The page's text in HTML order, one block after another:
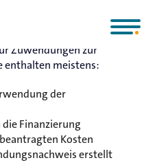
Zuwendungen zur
enthalten meistens:
der
Finanzierung
Kosten
erstellt